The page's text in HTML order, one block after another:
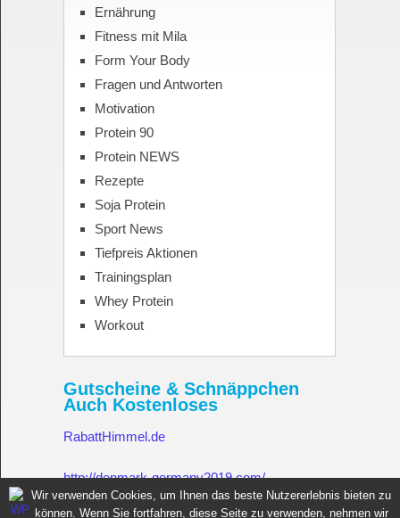
Ernährung
Fitness mit Mila
Form Your Body
Fragen und Antworten
Motivation
Protein 90
Protein NEWS
Rezepte
Soja Protein
Sport News
Tiefpreis Aktionen
Trainingsplan
Whey Protein
Workout
Gutscheine & Schnäppchen
Auch Kostenloses
RabattHimmel.de
http://denmark-germany2019.com/
Wir verwenden Cookies, um Ihnen das beste Nutzererlebnis bieten zu
können. Wenn Sie fortfahren, diese Seite zu verwenden, nehmen wir